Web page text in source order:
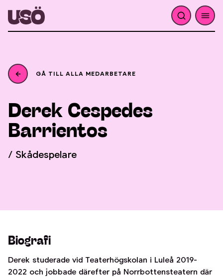
GÅ TILL ALLA MEDARBETARE
Derek Cespedes
Barrientos
/ Skådespelare
Biografi
Derek studerade vid Teaterhögskolan i Luleå 2019-
2022 och jobbade därefter på Norrbottensteatern där